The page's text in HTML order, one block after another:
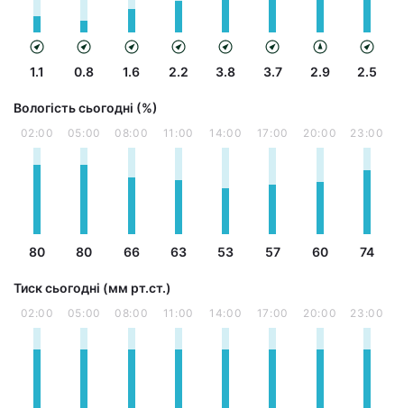
1.1 0.8 1.6 2.2 3.8 3.7 2.9 2.5
Вологість сьогодні (%)
02:00
80
05:00
80
08:00
66
11:00
63
14:00
53
17:00
57
20:00
60
23:00
74
Тиск сьогодні (мм рт.ст.)
02:00 05:00 08:00 11:00 14:00 17:00 20:00 23:00